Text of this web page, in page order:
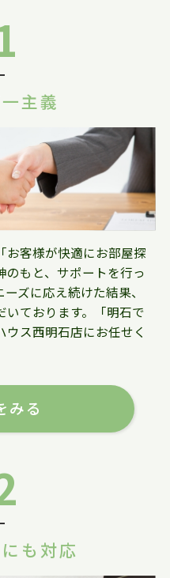
主義
お客様が快適にお部屋探
のもと、サポートを行っ
ズに応え続けた結果、
いております。「明石で
ス西明石店にお任せく
みる
も対応